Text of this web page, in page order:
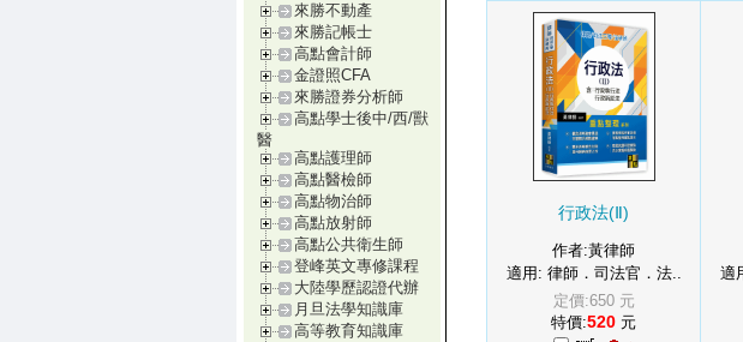
來勝不動產
來勝記帳士
高點會計師
金證照CFA
來勝證券分析師
高點學士後中/西/獸
醫
高點護理師
高點醫檢師
高點物治師
高點放射師
高點公共衛生師
登峰英文專修課程
大陸學歷認證代辦
月旦法學知識庫
高等教育知識庫
行政法(Ⅱ)
作者:黃律師
適用: 律師．司法官．法..
定價:650 元
特價:520 元
適